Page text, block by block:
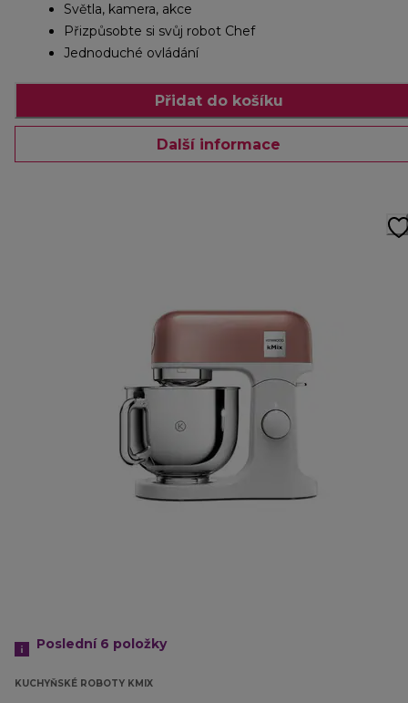
Světla, kamera, akce
Přizpůsobte si svůj robot Chef
Jednoduché ovládání
Přidat do košíku
Další informace
Poslední 6 položky
KUCHYŇSKÉ ROBOTY KMIX